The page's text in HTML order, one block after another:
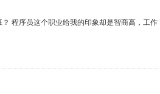
程序员这个职业给我的印象却是智商高，工作